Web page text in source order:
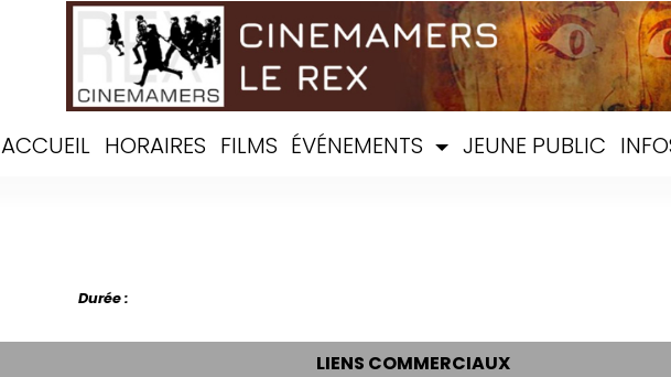
ACCUEIL HORAIRES FILMS ÉVÉNEMENTS JEUNE PUBLIC
Durée :
LIENS COMMERCIAUX